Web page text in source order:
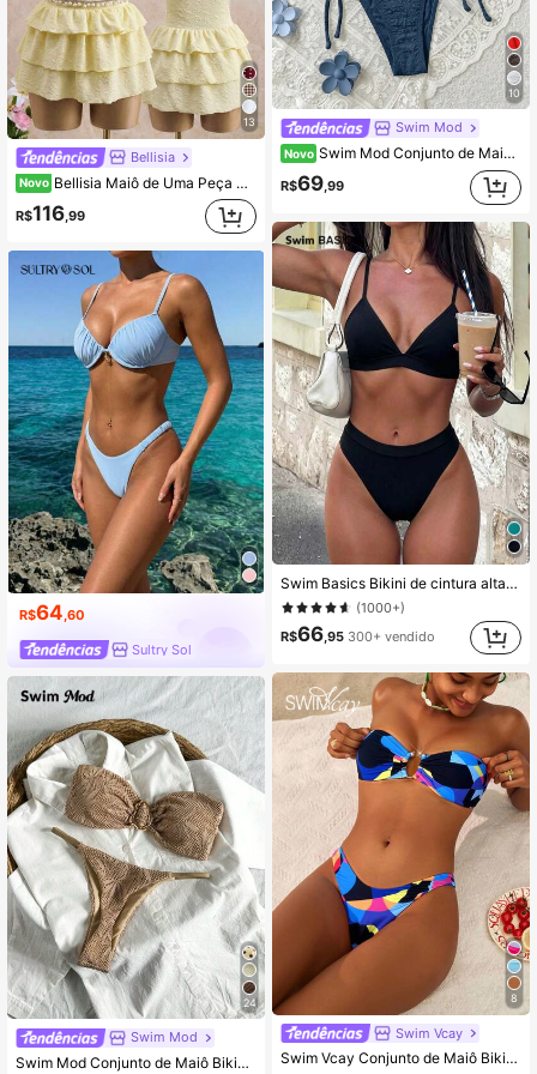
13
Bellisia
Novo Bellisia Maiô de Uma Peça Texturizado Amarelo Pálido com Decote Halter para Mulheres, Decote em V Profundo, Push-Up, Cintura Marcada, Saia Mini com Babados, Estilo Sexy Minimalista e Favorecedor, Roupa de Banho para Férias em Águas Termais
R$116 ,99
R$64,60
Sultry Sol
24
Swim Mod
Swim Mod Conjunto de Maiô Bikini Sexy com Decor Metálico, Tecido Jacquard de Cor Sólida, Tomara que Caia, Roupas de Praia de Verão para Mulheres
10
Swim Mod
Novo Swim Mod Conjunto de Maiô de Duas Peças com Top de Maiô Bikini Sem Alças e Calcinha Triangular de Cor Sólida para Praia de Verão Feminino
R$69,99
Swim Basics Bikini de cintura alta sólido para a praia de verão
(1000+)
R$66,95 300+ vendido
8
Swim Vcay
Swim Vcay Conjunto de Maiô Bikini Sexy com Estampa Geométrica Bandeau para Praia de Verão Feminino